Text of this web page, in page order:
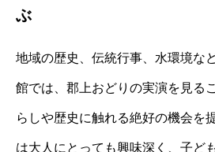
ぶ
地域の歴史、伝統行事、水環境な
館では、郡上おどりの実演を見る
らしや歴史に触れる絶好の機会を
は大人にとっても興味深く、子ど